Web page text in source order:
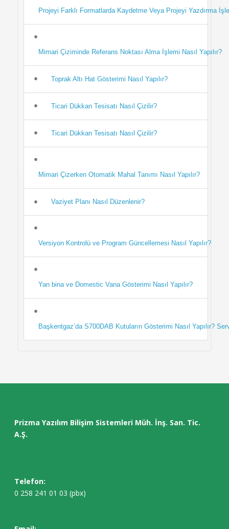
Projeyi Farklı Formatlarda Kaydetme Veya Projeyi Yazdırma
Mimari Çiziminde Referans Noktası Alma İşlemi Nasıl Yapılır?
Toprak Altı Hat Gösterimi Nasıl Yapılır?
Ticari Dükkan Tesisatı Nasıl Çizilir?
Ticari Dükkan Tesisatı Nasıl Çizilir?
Mimari Çizerken Otomatik Mahal Tanımı Nasıl Yapılır?
Vaziyet Planı Nasıl Düzenlenir?
Versiyon Kontrolü ve Program Güncellemesi Nasıl Yapılır?
Yan bina ve Domestic Vana Gösterimi Nasıl Yapılır?
Başkentgaz’da S700DAB Kutuların Gösterimi Nasıl Yapılır?
Prizma Yazılım Bilişim Sistemleri Müh. İnş. San. Tic.
A.Ş.
Telefon:
0 258 241 01 03 (pbx)